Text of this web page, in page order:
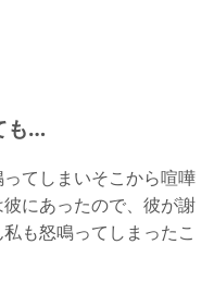
も…
てしまいそこから喧嘩
にあったので、彼が謝
も怒鳴ってしまったこ